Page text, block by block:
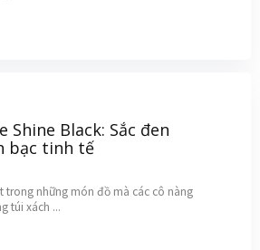
Shine Black: Sắc đen
bạc tinh tế
trong những món đồ mà các cô nàng
túi xách ...